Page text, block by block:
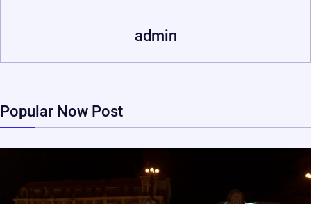
admin
Popular Now Post